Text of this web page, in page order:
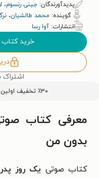
پدیدآورندگان: جینی رنسوم،
گوینده: محمد طالشیان،
انتشارات: آوا رسا
خرید
اشتراک
٪۳۰ تخفیف اولین خرید کتاب با کد
معرفی کتاب
بدون من
کتاب صوتی یک روز